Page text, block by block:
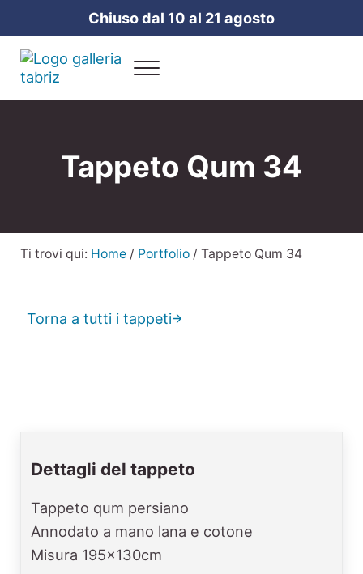
Passa al contenuto principale
Skip to header right navigation
Skip to site footerChiuso dal 10 al 21 agosto
Galleria Tabriz
Menu
Tappeto Qum 34
Ti trovi qui: Home / Portfolio /Tappeto Qum 34
Torna a tutti i tappeti
Dettagli del tappeto
Tappeto qum persiano
Annodato a mano lana e cotone
Misura 195x130cm